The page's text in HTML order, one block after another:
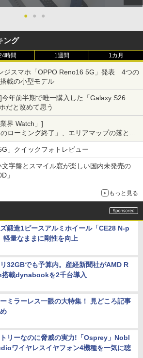
● ● ●
ング
時間 1週間 1カ月
ジスマホ「OPPO Reno16 5G」発表 4つの
載の小型モデル
年前半期で唯一購入した「Galaxy S26
だと改めて思う
界 Watch」]
ローミング終了」、エリアマップの落とし
課題
」クイックフォトレビュー
字盤とスマイル窓が楽しい国内未発売の
」
もっと見る
鍛造1ピースアルミホイール「CE28 N-p
軽量なままに剛性を向上
32GBでも予算内。産経新聞社がAMD R
搭載dynabookを2千台導入
ミラーレス一眼の大特集！ 見どころ記事
リーなのに脅威の実力!「Osprey」Nobl
ワイヤレスイヤフォン4機種を一気に聴